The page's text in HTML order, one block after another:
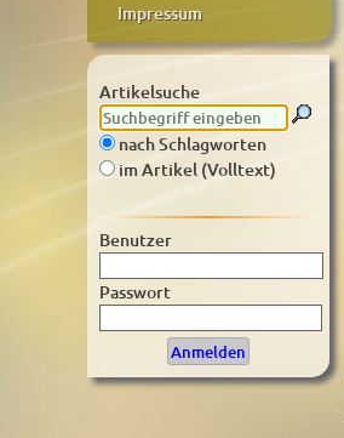
Impressum
Artikelsuche
nach Schlagworten
im Artikel (Volltext)
Benutzer
Passwort